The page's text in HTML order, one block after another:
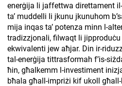
enerġija li jaffettwa direttament
ta’ muddelli li jkunu jkunuhom
mija inqas ta’ potenza minn l-
tradizzjonali, filwaqt li jipproduċu
ekwivalenti jew aħjar. Din ir-
tal-enerġija tittrasformah f’is-
ħin, għalkemm l-investiment
bħala għall-impriżi kif ukoll